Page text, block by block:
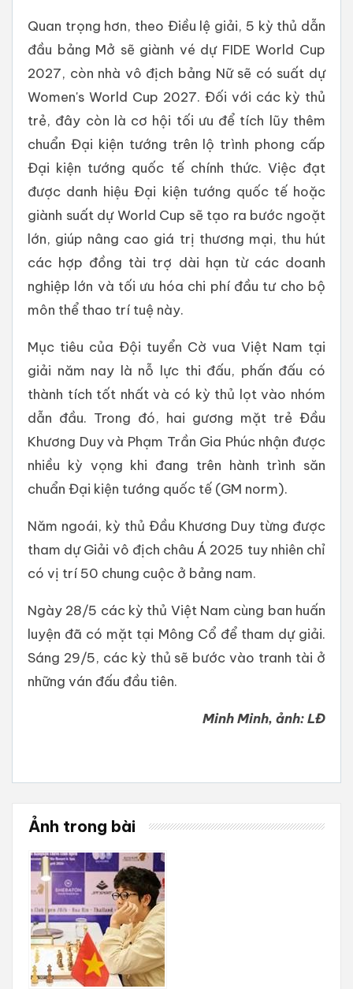
Quan trọng hơn, theo Điều lệ giải, 5 kỳ thủ dẫn
đầu bảng Mở sẽ giành vé dự FIDE World Cup
2027, còn nhà vô địch bảng Nữ sẽ có suất dự
Women's World Cup 2027. Đối với các kỳ thủ
trẻ, đây còn là cơ hội tối ưu để tích lũy thêm
chuẩn Đại kiện tướng trên lộ trình phong cấp
Đại kiện tướng quốc tế chính thức. Việc đạt
được danh hiệu Đại kiện tướng quốc tế hoặc
giành suất dự World Cup sẽ tạo ra bước ngoặt
lớn, giúp nâng cao giá trị thương mại, thu hút
các hợp đồng tài trợ dài hạn từ các doanh
nghiệp lớn và tối ưu hóa chi phí đầu tư cho bộ
môn thể thao trí tuệ này.
Mục tiêu của Đội tuyển Cờ vua Việt Nam tại
giải năm nay là nỗ lực thi đấu, phấn đấu có
thành tích tốt nhất và có kỳ thủ lọt vào nhóm
dẫn đầu. Trong đó, hai gương mặt trẻ Đầu
Khương Duy và Phạm Trần Gia Phúc nhận được
nhiều kỳ vọng khi đang trên hành trình săn
chuẩn Đại kiện tướng quốc tế (GM norm).
Năm ngoái, kỳ thủ Đầu Khương Duy từng được
tham dự Giải vô địch châu Á 2025 tuy nhiên chỉ
có vị trí 50 chung cuộc ở bảng nam.
Ngày 28/5 các kỳ thủ Việt Nam cùng ban huấn
luyện đã có mặt tại Mông Cổ để tham dự giải.
Sáng 29/5, các kỳ thủ sẽ bước vào tranh tài ở
những ván đấu đầu tiên.
Minh Minh, ảnh: LĐ
Ảnh trong bài